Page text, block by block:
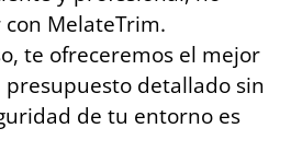
MelateTrim.
te ofreceremos el mejor
detallado sin
de tu entorno es